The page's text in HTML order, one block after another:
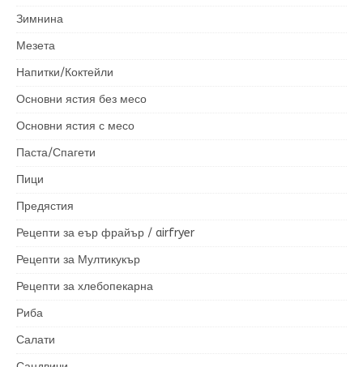
Зимнина
Мезета
Напитки/Коктейли
Основни ястия без месо
Основни ястия с месо
Паста/Спагети
Пици
Предястия
Рецепти за еър фрайър / airfryer
Рецепти за Мултикукър
Рецепти за хлебопекарна
Риба
Салати